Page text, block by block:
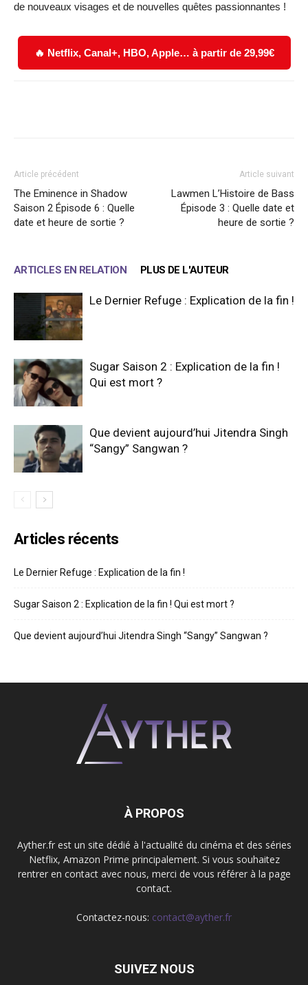
de nouveaux visages et de nouvelles quêtes passionnantes !
🔥 Netflix, Canal+, HBO, Apple… à partir de 29,99€
Article précédent
The Eminence in Shadow
Saison 2 Épisode 6 : Quelle
date et heure de sortie ?
Article suivant
Lawmen L’Histoire de Bass
Épisode 3 : Quelle date et
heure de sortie ?
ARTICLES EN RELATION PLUS DE L'AUTEUR
Le Dernier Refuge : Explication de la fin !
Sugar Saison 2 : Explication de la fin !
Qui est mort ?
Que devient aujourd’hui Jitendra Singh
“Sangy” Sangwan ?
Articles récents
Le Dernier Refuge : Explication de la fin !
Sugar Saison 2 : Explication de la fin ! Qui est mort ?
Que devient aujourd’hui Jitendra Singh “Sangy” Sangwan ?
À PROPOS
Ayther.fr est un site dédié à l'actualité du cinéma et des séries
Netflix, Amazon Prime principalement. Si vous souhaitez
rentrer en contact avec nous, merci de vous référer à la page
contact.
Contactez-nous: contact@ayther.fr
SUIVEZ NOUS